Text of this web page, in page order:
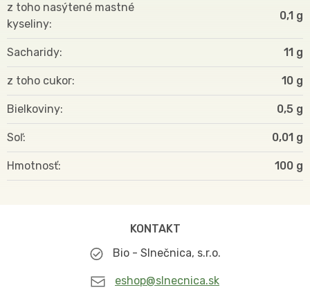
z toho nasýtené mastné
kyseliny
0,1 g
Sacharidy 11 g
z toho cukor 10 g
Bielkoviny 0,5 g
Soľ 0,01 g
Hmotnosť 100
KONTAKT
Bio - Slnečnica, s.r.o.
eshop@slnecnica.sk